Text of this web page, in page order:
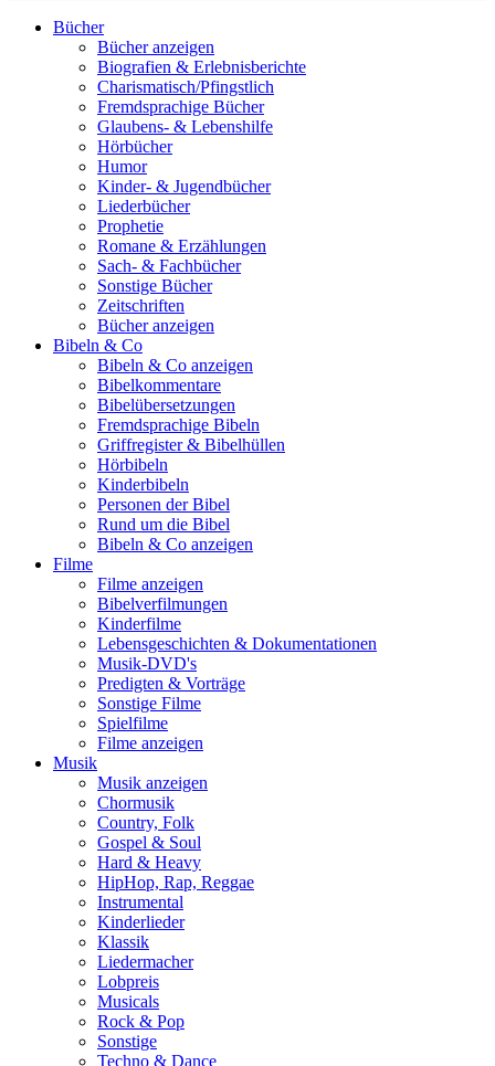
Bücher
Bücher anzeigen
Biografien & Erlebnisberichte
Charismatisch/Pfingstlich
Fremdsprachige Bücher
Glaubens- & Lebenshilfe
Hörbücher
Humor
Kinder- & Jugendbücher
Liederbücher
Prophetie
Romane & Erzählungen
Sach- & Fachbücher
Sonstige Bücher
Zeitschriften
Bücher anzeigen
Bibeln & Co
Bibeln & Co anzeigen
Bibelkommentare
Bibelübersetzungen
Fremdsprachige Bibeln
Griffregister & Bibelhüllen
Hörbibeln
Kinderbibeln
Personen der Bibel
Rund um die Bibel
Bibeln & Co anzeigen
Filme
Filme anzeigen
Bibelverfilmungen
Kinderfilme
Lebensgeschichten & Dokumentationen
Musik-DVD's
Predigten & Vorträge
Sonstige Filme
Spielfilme
Filme anzeigen
Musik
Musik anzeigen
Chormusik
Country, Folk
Gospel & Soul
Hard & Heavy
HipHop, Rap, Reggae
Instrumental
Kinderlieder
Klassik
Liedermacher
Lobpreis
Musicals
Rock & Pop
Sonstige
Techno & Dance